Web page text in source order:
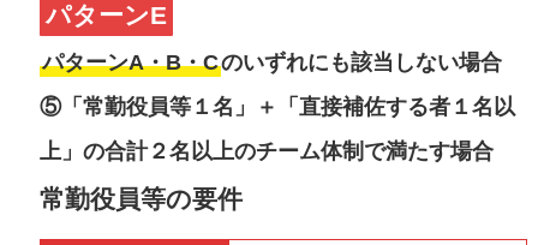
パターンE
パターンA・B・Cのいずれにも該当しない場合
⑤「常勤役員等１名」＋「直接補佐する者１名以
上」の合計２名以上のチーム体制で満たす場合
常勤役員等の要件